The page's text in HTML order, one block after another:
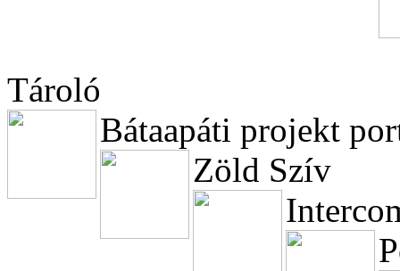
Tároló
Bátaapáti projekt
Zöld Szív